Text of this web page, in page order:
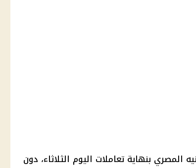
بنهاية تعاملات اليوم الثلاثاء، دون